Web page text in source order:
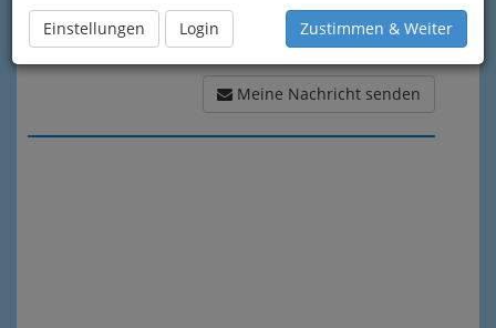
Einstellungen Login Zustimmen & Weiter
Meine Nachricht senden